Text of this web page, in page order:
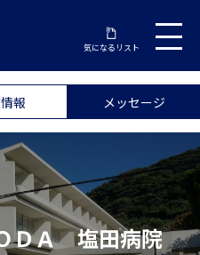
気になるリスト
報 メッセージ
ＤＡ 塩田病院